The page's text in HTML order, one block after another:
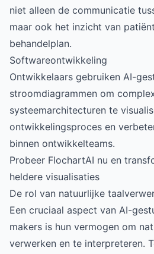
niet alleen de communicatie
maar ook het inzicht van
behandelplan.
Softwareontwikkeling
Ontwikkelaars gebruiken AI-
stroomdiagrammen om
systeemarchitecturen te
ontwikkelingsproces en
binnen ontwikkelteams.
Probeer FlochartAI nu en
heldere visualisaties
De rol van natuurlijke
Een cruciaal aspect van AI-
makers is hun vermogen om
verwerken en te interpreteren.